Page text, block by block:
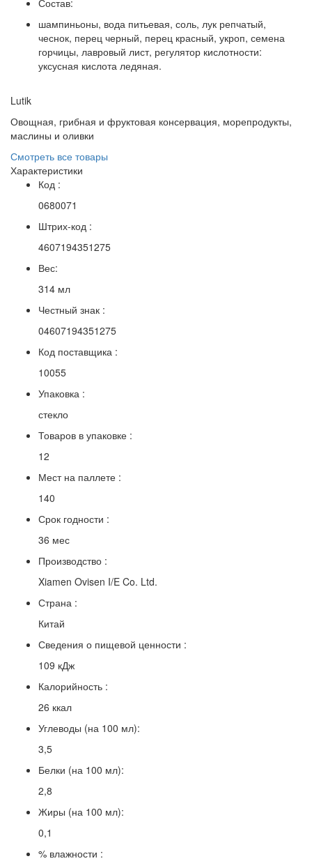
Состав:
шампиньоны, вода питьевая, соль, лук репчатый,
чеснок, перец черный, перец красный, укроп, семена
горчицы, лавровый лист, регулятор кислотности:
уксусная кислота ледяная.
Lutik
Овощная, грибная и фруктовая консервация, морепродукты,
маслины и оливки
Смотреть все товары
Характеристики
Код :
0680071
Штрих-код :
4607194351275
Вес:
314 мл
Честный знак :
04607194351275
Код поставщика :
10055
Упаковка :
стекло
Товаров в упаковке :
12
Мест на паллете :
140
Срок годности :
36 мес
Производство :
Xiamen Ovisen I/E Co. Ltd.
Страна :
Китай
Сведения о пищевой ценности :
109 кДж
Калорийность :
26 ккал
Углеводы (на 100 мл):
3,5
Белки (на 100 мл):
2,8
Жиры (на 100 мл):
0,1
% влажности :